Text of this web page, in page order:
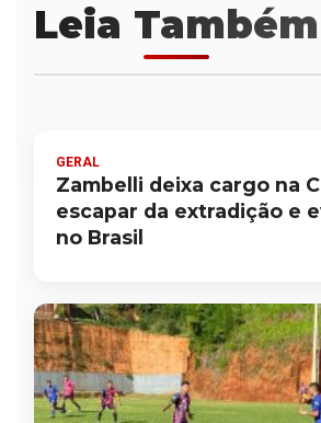
Leia Também
GERAL
Zambelli deixa cargo na
escapar da extradição e
no Brasil